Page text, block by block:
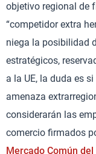
objetivo regional de
“competidor extra
niega la posibilidad
estratégicos,
a la UE, la duda es
amenaza
considerarán las
comercio firmados
Mercado Común del